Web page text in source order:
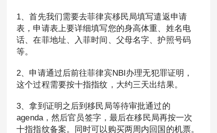
1、首先我们需要去菲律宾移民局填写遣返申请
表，申请表上要详细填写您的身高体重、姓名电
话、在菲地址、入菲时间、父母名字、护照号码
等。
2、申请通过后前往菲律宾NBI办理无犯罪证明，
这个过程需要按十指指纹，大约三天出结果。
3、拿到证明之后到移民局等待审批通过的
agenda，然后官员签字，最后在移民局再按一次
十指指纹备案。同时可以购买两周内回国的机票。